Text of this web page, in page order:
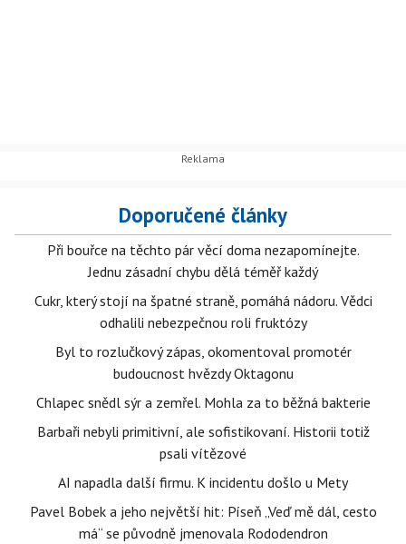
Doporučené články
Při bouřce na těchto pár věcí doma nezapomínejte.
Jednu zásadní chybu dělá téměř každý
Cukr, který stojí na špatné straně, pomáhá nádoru. Vědci
odhalili nebezpečnou roli fruktózy
Byl to rozlučkový zápas, okomentoval promotér
budoucnost hvězdy Oktagonu
Chlapec snědl sýr a zemřel. Mohla za to běžná bakterie
Barbaři nebyli primitivní, ale sofistikovaní. Historii totiž
psali vítězové
AI napadla další firmu. K incidentu došlo u Mety
Pavel Bobek a jeho největší hit: Píseň „Veď mě dál, cesto
má“ se původně jmenovala Rododendron